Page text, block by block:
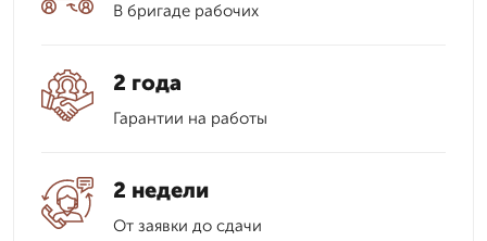
В бригаде рабочих
2 года
Гарантии на работы
2 недели
От заявки до сдачи